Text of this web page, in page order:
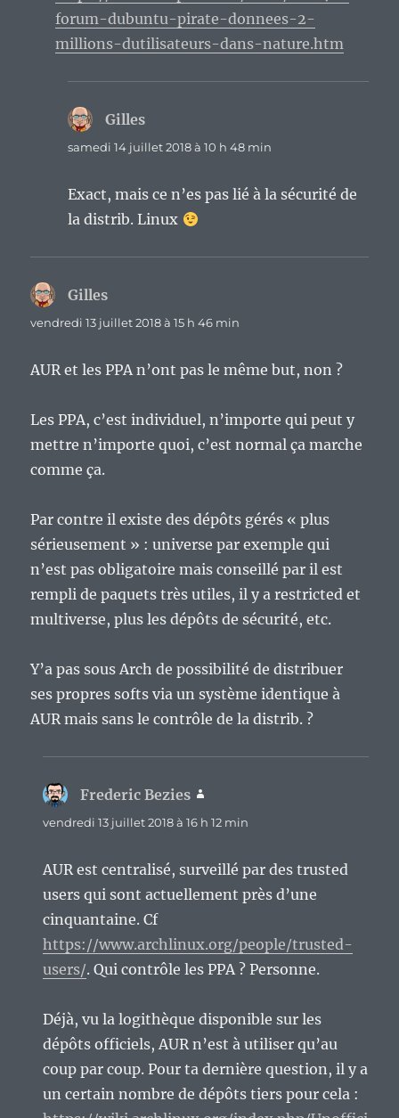
forum-dubuntu-pirate-donnees-2-
millions-dutilisateurs-dans-nature.htm
Gilles
samedi 14 juillet 2018 à 10 h 48 min
Exact, mais ce n’es pas lié à la sécurité de
la distrib. Linux
Gilles
vendredi 13 juillet 2018 à 15 h 46 min
AUR et les PPA n’ont pas le même but, non ?
Les PPA, c’est individuel, n’importe qui peut y
mettre n’importe quoi, c’est normal ça marche
comme ça.
Par contre il existe des dépôts gérés « plus
sérieusement » : universe par exemple qui
n’est pas obligatoire mais conseillé par il est
rempli de paquets très utiles, il y a restricted et
multiverse, plus les dépôts de sécurité, etc.
Y’a pas sous Arch de possibilité de distribuer
ses propres softs via un système identique à
AUR mais sans le contrôle de la distrib. ?
Frederic Bezies
vendredi 13 juillet 2018 à 16 h 12 min
AUR est centralisé, surveillé par des trusted
users qui sont actuellement près d’une
cinquantaine. Cf
https://www.archlinux.org/people/trusted-
users/. Qui contrôle les PPA ? Personne.
Déjà, vu la logithèque disponible sur les
dépôts officiels, AUR n’est à utiliser qu’au
coup par coup. Pour ta dernière question, il y a
un certain nombre de dépôts tiers pour cela :